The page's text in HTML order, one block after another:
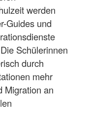
werden
Guides und
Schülerinnen
durch
mehr
Migration an